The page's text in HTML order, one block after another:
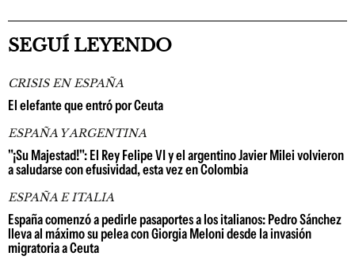
SEGUÍ LEYENDO
CRISIS EN ESPAÑA
El elefante que entró por Ceuta
ESPAÑA Y ARGENTINA
"¡Su Majestad!": El Rey Felipe VI y el argentino Javier Milei volvieron
a saludarse con efusividad, esta vez en Colombia
ESPAÑA E ITALIA
España comenzó a pedirle pasaportes a los italianos: Pedro Sánchez
lleva al máximo su pelea con Giorgia Meloni desde la invasión
migratoria a Ceuta